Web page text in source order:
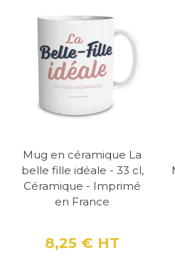
Mug en céramique La
belle fille idéale - 33 cl,
Céramique - Imprimé
en France
Prix
8,25 € HT